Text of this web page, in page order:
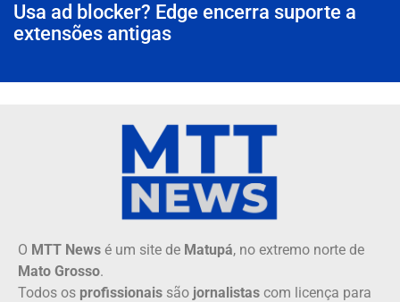
Usa ad blocker? Edge encerra suporte a
extensões antigas
O MTT News é um site de Matupá, no extremo norte de
Mato Grosso.
Todos os profissionais são jornalistas com licença para